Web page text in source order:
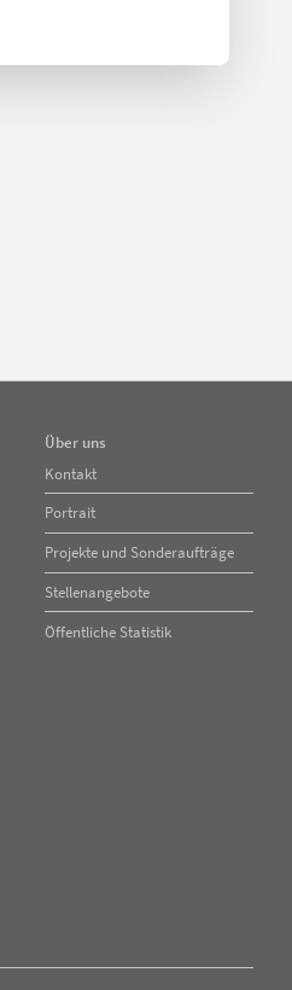
Über uns
Kontakt
Portrait
Projekte und Sonderaufträge
Stellenangebote
Öffentliche Statistik